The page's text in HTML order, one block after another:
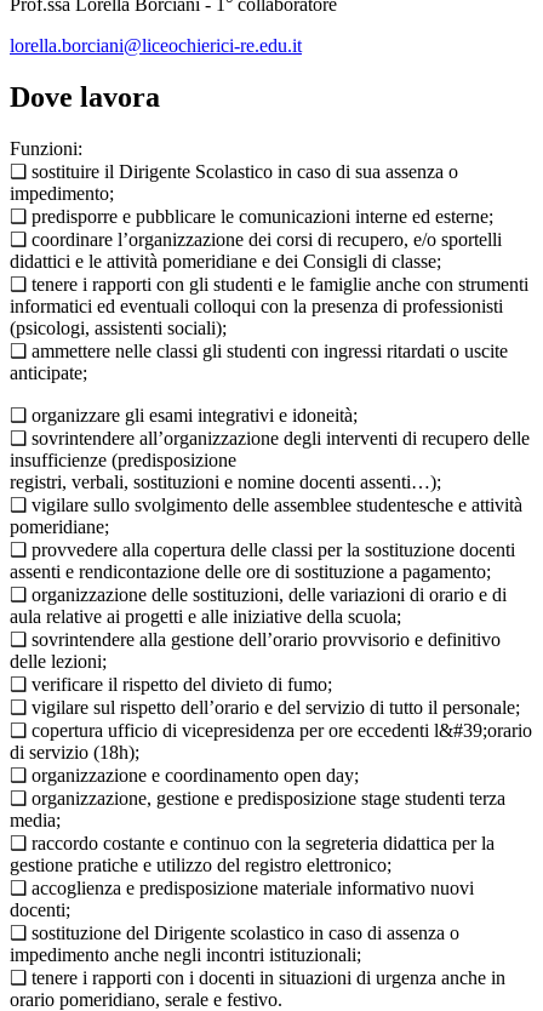
Prof.ssa Lorella Borciani - 1° collaboratore
lorella.borciani@liceochierici-re.edu.it
Dove lavora
Funzioni:
❑ sostituire il Dirigente Scolastico in caso di sua assenza o
impedimento;
❑ predisporre e pubblicare le comunicazioni interne ed esterne;
❑ coordinare l’organizzazione dei corsi di recupero, e/o sportelli
didattici e le attività pomeridiane e dei Consigli di classe;
❑ tenere i rapporti con gli studenti e le famiglie anche con strumenti
informatici ed eventuali colloqui con la presenza di professionisti
(psicologi, assistenti sociali);
❑ ammettere nelle classi gli studenti con ingressi ritardati o uscite
anticipate;
❑ organizzare gli esami integrativi e idoneità;
❑ sovrintendere all’organizzazione degli interventi di recupero delle
insufficienze (predisposizione
registri, verbali, sostituzioni e nomine docenti assenti…);
❑ vigilare sullo svolgimento delle assemblee studentesche e attività
pomeridiane;
❑ provvedere alla copertura delle classi per la sostituzione docenti
assenti e rendicontazione delle ore di sostituzione a pagamento;
❑ organizzazione delle sostituzioni, delle variazioni di orario e di
aula relative ai progetti e alle iniziative della scuola;
❑ sovrintendere alla gestione dell’orario provvisorio e definitivo
delle lezioni;
❑ verificare il rispetto del divieto di fumo;
❑ vigilare sul rispetto dell’orario e del servizio di tutto il personale;
❑ copertura ufficio di vicepresidenza per ore eccedenti l&#39;orario
di servizio (18h);
❑ organizzazione e coordinamento open day;
❑ organizzazione, gestione e predisposizione stage studenti terza
media;
❑ raccordo costante e continuo con la segreteria didattica per la
gestione pratiche e utilizzo del registro elettronico;
❑ accoglienza e predisposizione materiale informativo nuovi
docenti;
❑ sostituzione del Dirigente scolastico in caso di assenza o
impedimento anche negli incontri istituzionali;
❑ tenere i rapporti con i docenti in situazioni di urgenza anche in
orario pomeridiano, serale e festivo.